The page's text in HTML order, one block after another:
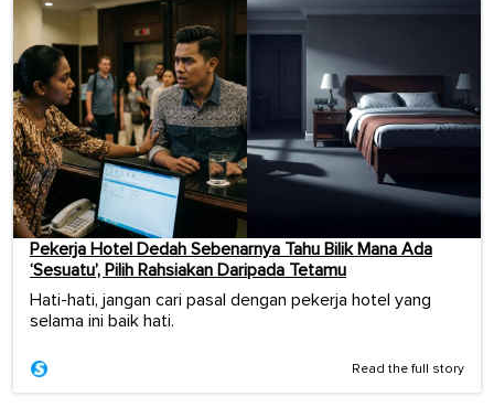
Pekerja Hotel Dedah Sebenarnya Tahu Bilik Mana Ada
‘Sesuatu’, Pilih Rahsiakan Daripada Tetamu
Hati-hati, jangan cari pasal dengan pekerja hotel yang
selama ini baik hati.
Read the full story